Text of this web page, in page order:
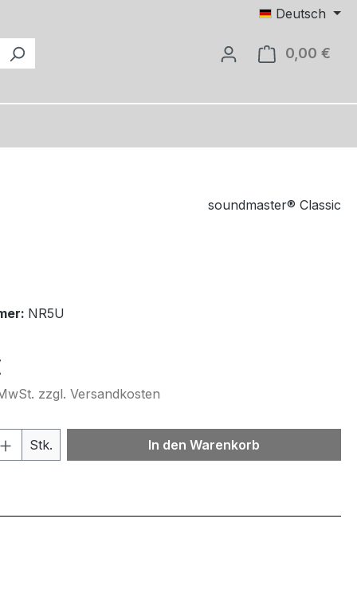
Deutsch
0,00 €
soundmaster® Classic
NR5U
zzgl. Versandkosten
Gib den gewünschten Wert
Stk. In den Warenkorb